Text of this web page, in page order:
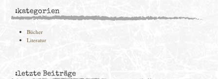
:kategorien
Bücher
Literatur
:letzte Beiträge